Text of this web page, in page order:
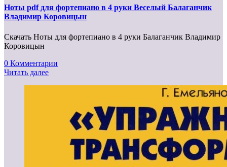
Ноты pdf для фортепиано в 4 руки Веселый Балаганчик
Владимир Коровицын
Скачать Ноты для фортепиано в 4 руки Балаганчик Владимир
Коровицын
0 Комментарии
Читать далее